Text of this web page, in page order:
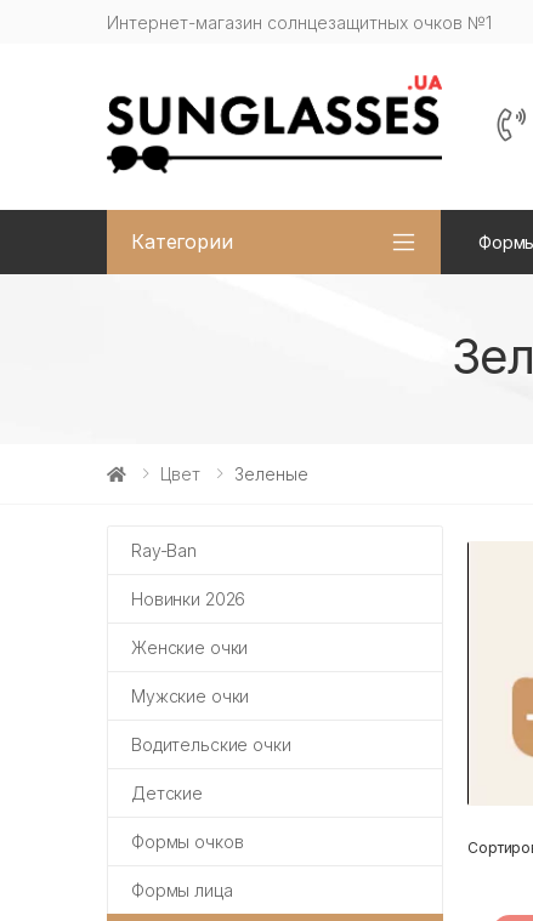
Интернет-магазин солнцезащитных очков №1
Категории
Цвет Зеленые
Ray-Ban
Новинки 2026
Женские очки
Мужские очки
Водительские очки
Детские
Формы очков
Формы лица